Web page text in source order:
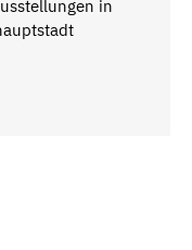
in